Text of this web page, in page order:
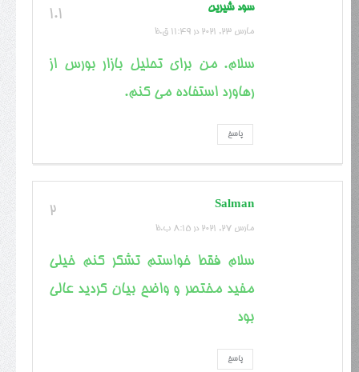
1.1 سود شیرین
مارس 23, 2021 در 11:49 ق.ظ
سلام. من برای تحلیل بازار بورس از
رهاورد استفاده می کنم.
پاسخ
2 Salman
مارس 27, 2021 در 8:15 ب.ظ
سلام فقط خواستم تشکر کنم خیلی
مفید مختصر و واضح بیان کردید عالی
بود
پاسخ